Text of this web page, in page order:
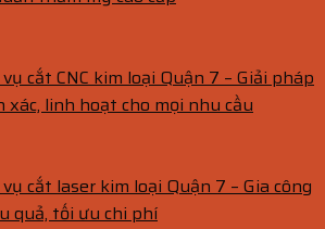
cắt CNC kim loại Quận 7 – Giải pháp
xác, linh hoạt cho mọi nhu cầu
cắt laser kim loại Quận 7 – Gia công
quả, tối ưu chi phí